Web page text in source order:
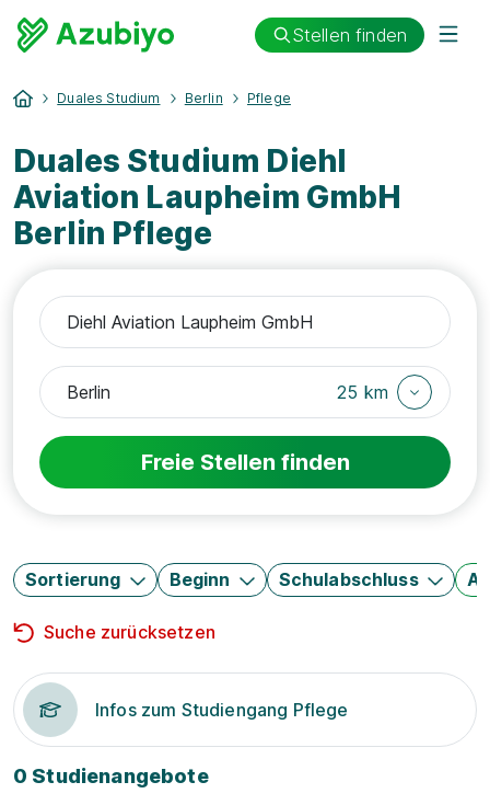
Stellen finden
Duales Studium Berlin Pflege
Duales Studium Diehl
Aviation Laupheim GmbH
Berlin Pflege
25 km
Freie Stellen finden
Sortierung Beginn Schulabschluss
Suche zurücksetzen
Infos zum Studiengang Pflege
0 Studienangebote